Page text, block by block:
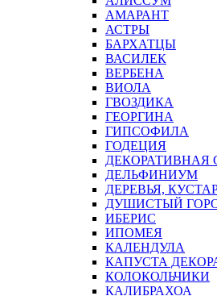
АМАРАНТ
АСТРЫ
БАРХАТЦЫ
ВАСИЛЕК
ВЕРБЕНА
ВИОЛА
ГВОЗДИКА
ГЕОРГИНА
ГИПСОФИЛА
ГОДЕЦИЯ
ДЕКОРАТИВНАЯ
ДЕЛЬФИНИУМ
ДЕРЕВЬЯ,
ДУШИСТЫЙ
ИБЕРИС
ИПОМЕЯ
КАЛЕНДУЛА
КАПУСТА
КОЛОКОЛЬЧИКИ
КАЛИБРАХОА